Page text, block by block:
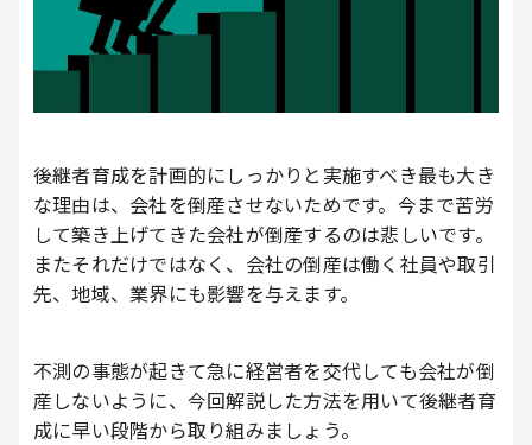
後継者育成を計画的にしっかりと実施すべき最も大き
な理由は、会社を倒産させないためです。今まで苦労
して築き上げてきた会社が倒産するのは悲しいです。
またそれだけではなく、会社の倒産は働く社員や取引
先、地域、業界にも影響を与えます。
不測の事態が起きて急に経営者を交代しても会社が倒
産しないように、今回解説した方法を用いて後継者育
成に早い段階から取り組みましょう。